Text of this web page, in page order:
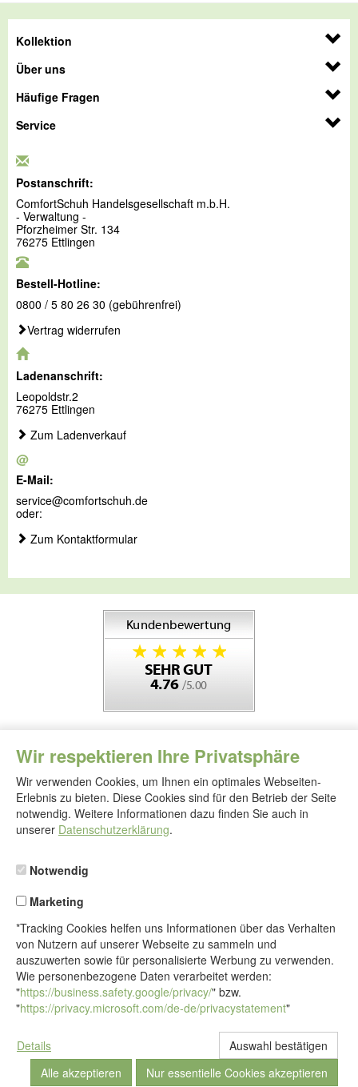
Wir respektieren Ihre Privatsphäre
Wir verwenden Cookies, um Ihnen ein optimales Webseiten-
Erlebnis zu bieten. Diese Cookies sind für den Betrieb der Seite
notwendig. Weitere Informationen dazu finden Sie auch in
unserer Datenschutzerklärung.
Notwendig
Marketing
*Tracking Cookies helfen uns Informationen über das Verhalten
von Nutzern auf unserer Webseite zu sammeln und
auszuwerten sowie für personalisierte Werbung zu verwenden.
Wie personenbezogene Daten verarbeitet werden:
"https://business.safety.google/privacy/" bzw.
"https://privacy.microsoft.com/de-de/privacystatement"
Details
Kollektion
Über uns
Häufige Fragen
Service
Postanschrift:
ComfortSchuh Handelsgesellschaft m.b.H.
- Verwaltung -
Pforzheimer Str. 134
76275 Ettlingen
Bestell-Hotline:
0800 / 5 80 26 30 (gebührenfrei)
Vertrag widerrufen
Ladenanschrift:
Leopoldstr.2
76275 Ettlingen
Zum Ladenverkauf
@
E-Mail:
service@comfortschuh.de
oder:
Zum Kontaktformular
Folgen
© Alle Rechte vorbehalten - Comfortschuh GmbH